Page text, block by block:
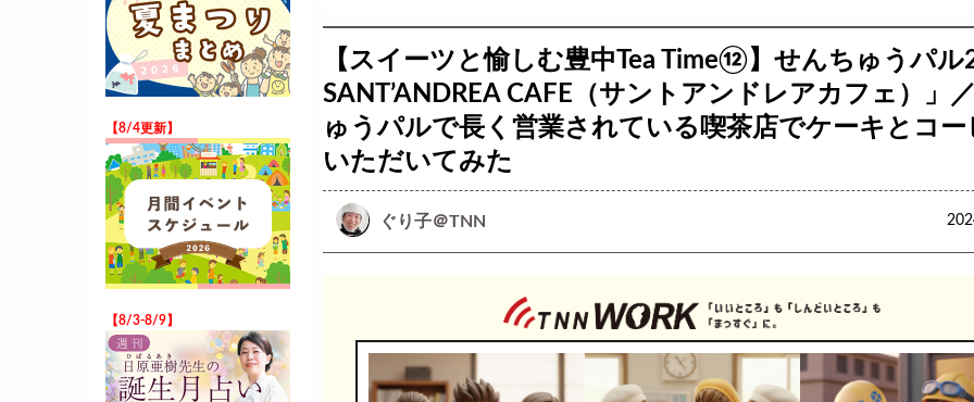
【スイーツと愉しむ豊中Tea Time⑫】せんちゅうパル
SANT’ANDREA CAFE（サントアンドレアカフェ）」
ゅうパルで長く営業されている喫茶店でケーキとコー
いただいてみた
ぐり子＠TNN
【8/4更新】
【8/3-8/9】